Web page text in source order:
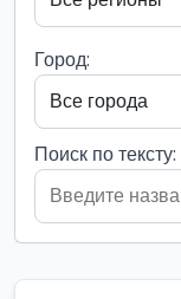
Город:
Поиск по тексту: